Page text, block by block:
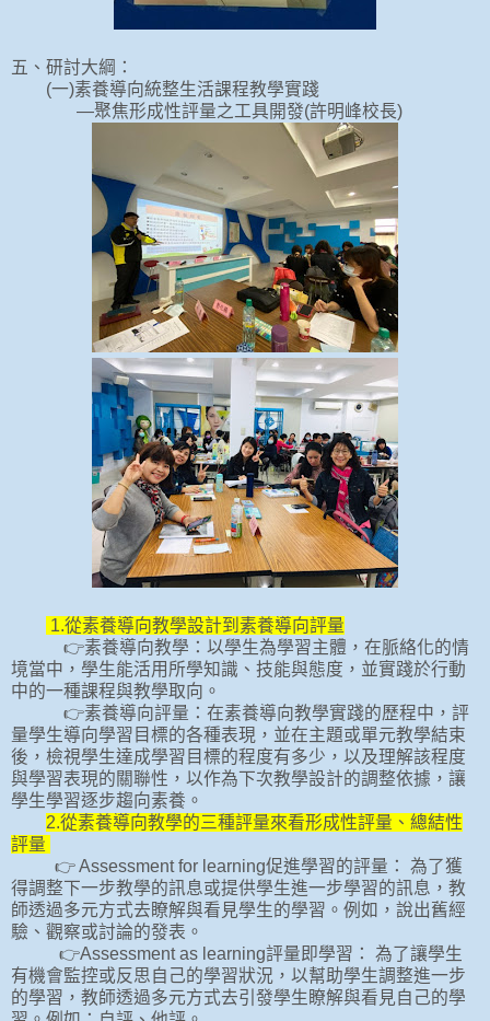
五、研討大綱：
(一)素養導向統整生活課程教學實踐
—聚焦形成性評量之工具開發(許明峰校長)
1.從素養導向教學設計到素養導向評量
👉素養導向教學：以學生為學習主體，在脈絡化的情
境當中，學生能活用所學知識、技能與態度，並實踐於行動
中的一種課程與教學取向。
👉素養導向評量：在素養導向教學實踐的歷程中，評
量學生導向學習目標的各種表現，並在主題或單元教學結束
後，檢視學生達成學習目標的程度有多少，以及理解該程度
與學習表現的關聯性，以作為下次教學設計的調整依據，讓
學生學習逐步趨向素養。
2.從素養導向教學的三種評量來看形成性評量、總結性
評量
👉 Assessment for learning促進學習的評量： 為了獲
得調整下一步教學的訊息或提供學生進一步學習的訊息，教
師透過多元方式去瞭解與看見學生的學習。例如，說出舊經
驗、觀察或討論的發表。
👉Assessment as learning評量即學習： 為了讓學生
有機會監控或反思自己的學習狀況，以幫助學生調整進一步
的學習，教師透過多元方式去引發學生瞭解與看見自己的學